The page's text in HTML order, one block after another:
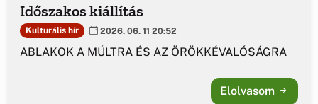
Időszakos kiállítás
Kulturális hír 2026. 06. 11 20:52
ABLAKOK A MÚLTRA ÉS AZ ÖRÖKKÉVALÓSÁGRA
Elolvasom